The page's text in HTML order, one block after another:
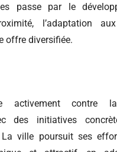
passe par le
l’adaptation
offre diversifiée.
activement contre
des initiatives
ville poursuit ses